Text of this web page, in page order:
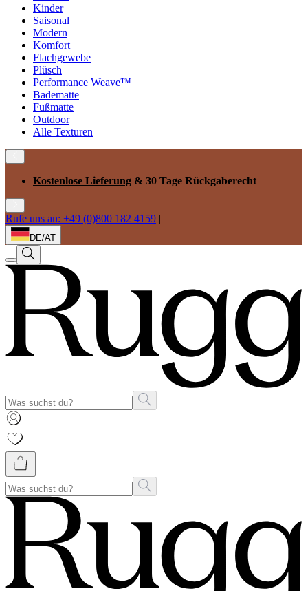
Kinder
Saisonal
Modern
Komfort
Flachgewebe
Plüsch
Performance Weave™
Badematte
Fußmatte
Outdoor
Alle Texturen
Kostenlose Lieferung & 30 Tage Rückgaberecht
Rufe uns an: +49 (0)800 182 4159 |
DE/AT